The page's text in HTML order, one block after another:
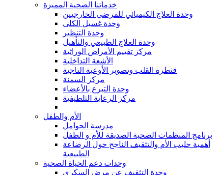
خدماتنا الصحية المميزة
وحدة العلاج الكيميائي للمرضى الخارجيين
وحدة غسيل الكلى
وحدة التنظير
وحدة العلاج الطبيعي والتأهيل
مركز تقييم الأمراض الوراثية
الأشعة التداخلية
قثطرة القلب وتصوير الأوعية التاجية
مركز السمنة
وحدة التبرع بالأعضاء
مركز الرعاية التلطيفية
الأم والطفل
مدرسة الحوامل
برنامج المنظمات الصحية الصديقة للأم و الطفل
أهمية حليب الأم والتثقيف الناجح حول الرضاعة
الطبيعية
وحدات دعم الحياة الصحية
وحدة التثقيف عن مرض السكري